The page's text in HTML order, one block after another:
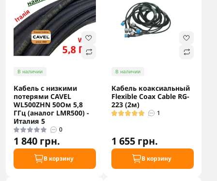
В наличии
Кабель с низкими
потерями CAVEL
WL500ZHN 50Ом 5,8
ГГц (аналог LMR500) -
Италия 5
0
1 840 грн.
В корзину
В наличии
Кабель коаксиальный
Flexible Coax Cable RG-
223 (2м)
1
1 655 грн.
В корзину